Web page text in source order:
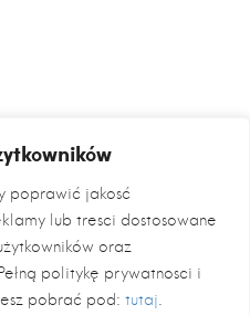
poprawić jakość
lub treści dostosowane
oraz
politykę prywatności i
pobrać pod: tutaj.